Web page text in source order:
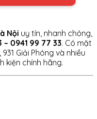
Nội uy tín, nhanh chóng,
– 0941 99 77 33. Có mặt
Giải Phóng và nhiều
kiện chính hãng.